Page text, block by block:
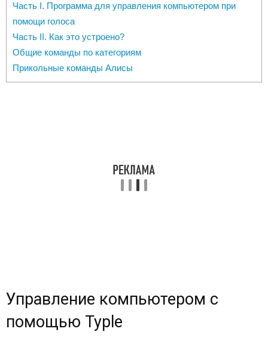
Часть I. Программа для управления компьютером при
помощи голоса
Часть II. Как это устроено?
Общие команды по категориям
Прикольные команды Алисы
Управление компьютером с
помощью Typle